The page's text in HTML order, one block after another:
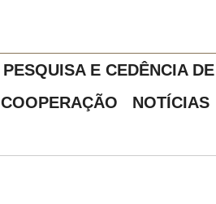
PESQUISA E CEDÊNCIA
COOPERAÇÃO NOTÍCIAS